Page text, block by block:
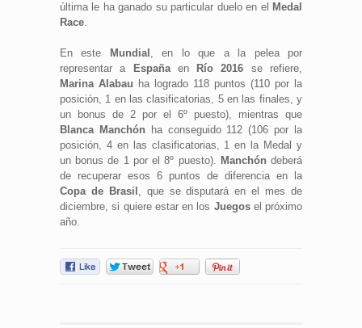
última le ha ganado su particular duelo en el Medal
Race.
En este Mundial , en lo que a la pelea por
representar a
Españaen Río 2016 se refiere,
Marina Alabau ha logrado 118 puntos (110 por la
posición, 1 en las clasificatorias, 5 en las finales, y
un bonus de 2 por el 6º puesto), mientras que
Blanca Manchón ha conseguido 112 (106 por la
posición, 4 en las clasificatorias, 1 en la Medal y
un bonus de 1 por el 8º puesto). Manchón deberá
de recuperar esos 6 puntos de diferencia en la
Copa de Brasil , que se disputará en el mes de
diciembre, si quiere estar en los Juegosel próximo
año.